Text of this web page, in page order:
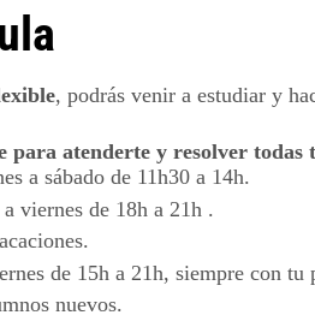
, podrás venir a estudiar y
para atenderte y resolver todas
a sábado de 11h30 a 14h.
viernes de 18h a 21h .
de 15h a 21h, siempre con tu
nuevos.